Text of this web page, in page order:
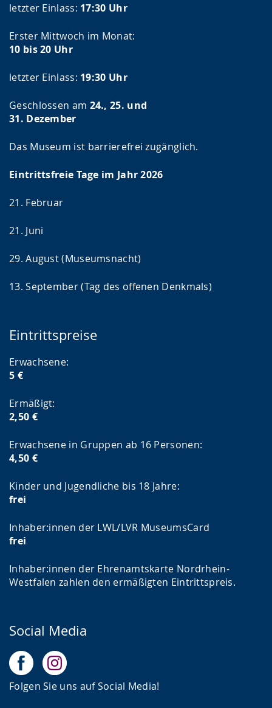
letzter Einlass: 17:30 Uhr
Erster Mittwoch im Monat:
10 bis 20 Uhr
letzter Einlass: 19:30 Uhr
Geschlossen am 24., 25. und
31. Dezember
Das Museum ist barrierefrei zugänglich.
Eintrittsfreie Tage im Jahr 2026
21. Februar
21. Juni
29. August (Museumsnacht)
13. September (Tag des offenen Denkmals)
Eintrittspreise
Erwachsene:
5 €
Ermäßigt:
2,50 €
Erwachsene in Gruppen ab 16 Personen:
4,50 €
Kinder und Jugendliche bis 18 Jahre:
frei
Inhaber:innen der LWL/LVR MuseumsCard
frei
Inhaber:innen der Ehrenamtskarte Nordrhein-
Westfalen zahlen den ermäßigten Eintrittspreis.
Social Media
Folgen Sie uns auf Social Media!